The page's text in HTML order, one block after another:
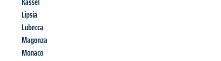
Lipsia
Lubecca
Magonza
Monaco